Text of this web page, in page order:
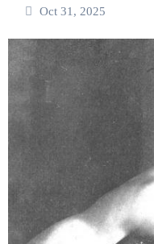
Oct 31, 2025